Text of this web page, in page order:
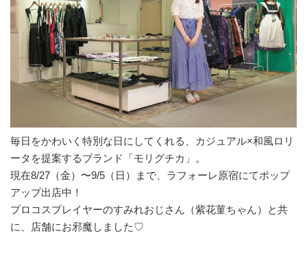
毎日をかわいく特別な日にしてくれる、カジュアル×和風ロリ
ータを提案するブランド「モリグチカ」。
現在8/27（金）〜9/5（日）まで、ラフォーレ原宿にてポップ
アップ出店中！
プロコスプレイヤーのすみれおじさん（紫花菫ちゃん）と共
に、店舗にお邪魔しました♡